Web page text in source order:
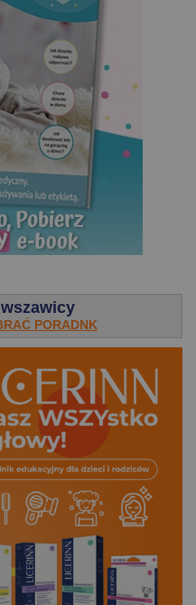
PORADNK